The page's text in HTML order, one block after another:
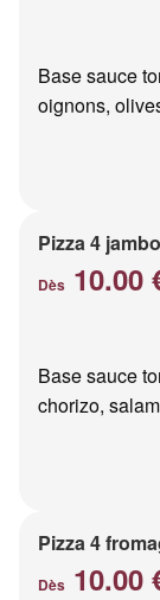
Base sauce
oignons,
Pizza 4
Dès 10.00
Base sauce
chorizo,
Pizza 4
Dès 10.00